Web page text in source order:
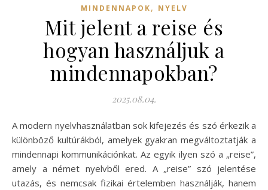
MINDENNAPOK, NYELV
Mit jelent a reise és
hogyan használjuk a
mindennapokban?
2025.08.04.
A modern nyelvhasználatban sok kifejezés és szó érkezik a
különböző kultúrákból, amelyek gyakran megváltoztatják a
mindennapi kommunikációnkat. Az egyik ilyen szó a „reise”,
amely a német nyelvből ered. A „reise” szó jelentése
utazás, és nemcsak fizikai értelemben használják, hanem